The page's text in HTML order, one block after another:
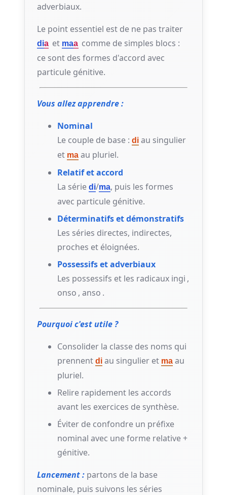
adverbiaux.
Le point essentiel est de ne pas traiter
dia et maa comme de simples blocs :
ce sont des formes d'accord avec
particule génitive.
Vous allez apprendre :
Nominal
Le couple de base : di au singulier
et ma au pluriel.
Relatif et accord
La série di/ma, puis les formes
avec particule génitive.
Déterminatifs et démonstratifs
Les séries directes, indirectes,
proches et éloignées.
Possessifs et adverbiaux
Les possessifs et les radicaux ingi ,
onso , anso .
Pourquoi c'est utile ?
Consolider la classe des noms qui
prennent di au singulier et ma au
pluriel.
Relire rapidement les accords
avant les exercices de synthèse.
Éviter de confondre un préfixe
nominal avec une forme relative +
génitive.
Lancement : partons de la base
nominale, puis suivons les séries